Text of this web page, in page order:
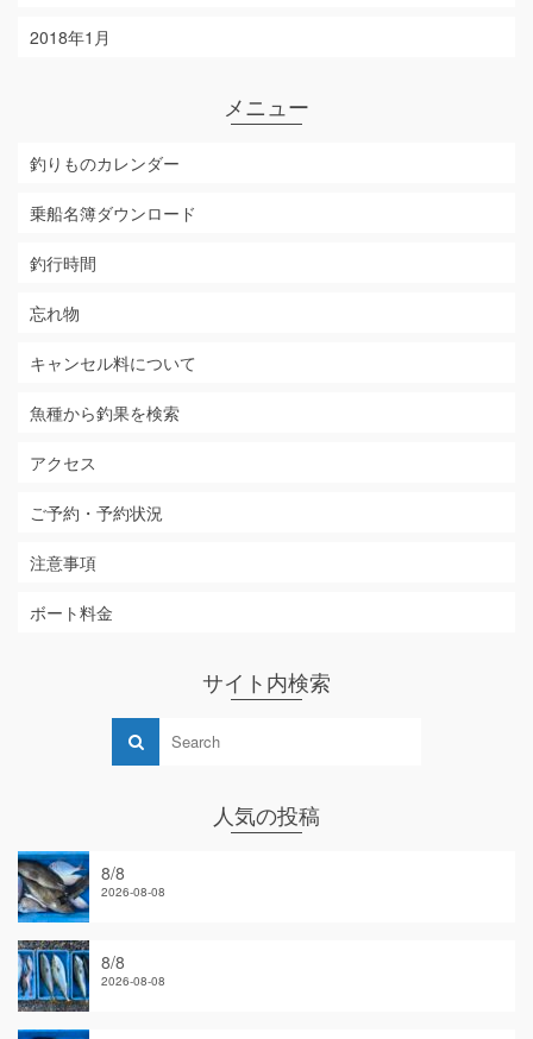
2018年1月
メニュー
釣りものカレンダー
乗船名簿ダウンロード
釣行時間
忘れ物
キャンセル料について
魚種から釣果を検索
アクセス
ご予約・予約状況
注意事項
ボート料金
サイト内検索
人気の投稿
8/8
2026-08-08
8/8
2026-08-08